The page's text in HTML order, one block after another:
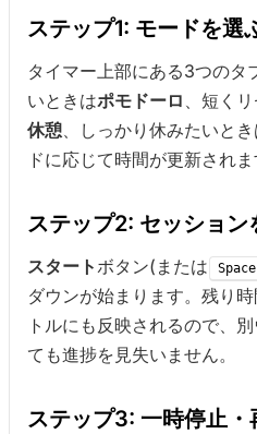
ステップ1: モードを選
タイマー上部にある3つのタ
いときはポモドーロ 、短く
休憩、しっかり休みたいとき
ドに応じて時間が更新されま
ステップ2: セッション
スタートボタン(または Space
ダウンが始まります。残り
トルにも反映されるので、
ても進捗を見失いません。
ステップ3: 一時停止・